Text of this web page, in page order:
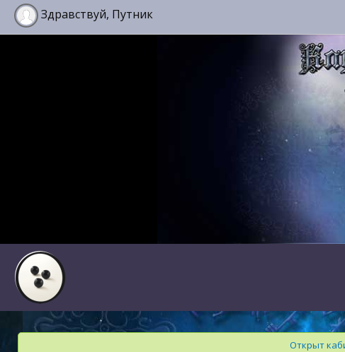
Здравствуй, Путник
Открыт